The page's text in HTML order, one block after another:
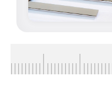
VERRES TEXTURÉS